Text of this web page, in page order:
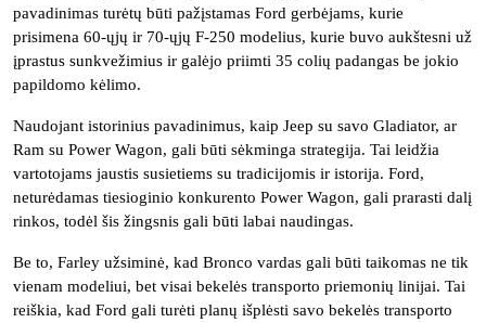
pavadinimas turėtų būti pažįstamas Ford gerbėjams, kurie
prisimena 60-ųjų ir 70-ųjų F-250 modelius, kurie buvo aukštesni už
įprastus sunkvežimius ir galėjo priimti 35 colių padangas be jokio
papildomo kėlimo.
Naudojant istorinius pavadinimus, kaip Jeep su savo Gladiator, ar
Ram su Power Wagon, gali būti sėkminga strategija. Tai leidžia
vartotojams jaustis susietiems su tradicijomis ir istorija. Ford,
neturėdamas tiesioginio konkurento Power Wagon, gali prarasti dalį
rinkos, todėl šis žingsnis gali būti labai naudingas.
Be to, Farley užsiminė, kad Bronco vardas gali būti taikomas ne tik
vienam modeliui, bet visai bekelės transporto priemonių linijai. Tai
reiškia, kad Ford gali turėti planų išplėsti savo bekelės transporto